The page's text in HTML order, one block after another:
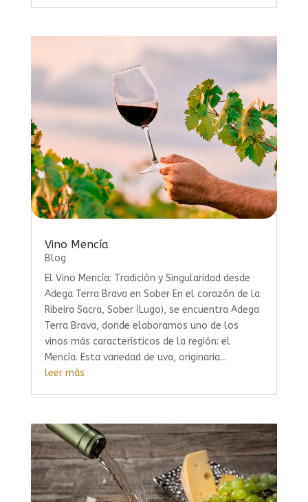
Vino Mencía
Blog
El Vino Mencía: Tradición y Singularidad desde
Adega Terra Brava en Sober En el corazón de la
Ribeira Sacra, Sober (Lugo), se encuentra Adega
Terra Brava, donde elaboramos uno de los
vinos más característicos de la región: el
Mencía. Esta variedad de uva, originaria...
leer más